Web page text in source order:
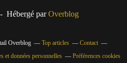
Hébergé parOverblog
Overblog Top articles
Contact
et données personnelles Préférences cookies